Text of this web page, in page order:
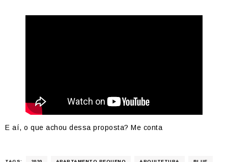
E aí, o que achou dessa proposta? Me conta